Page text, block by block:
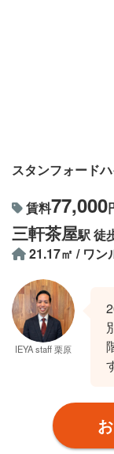
スタンフォード
賃料77,000
三軒茶屋駅 徒
21.17㎡ / ワン
IEYA staff 栗原